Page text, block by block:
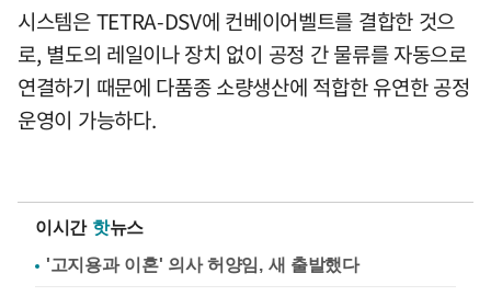
시스템은 TETRA-DSV에 컨베이어벨트를 결합한 것으
로, 별도의 레일이나 장치 없이 공정 간 물류를 자동으로
연결하기 때문에 다품종 소량생산에 적합한 유연한 공정
운영이 가능하다.
이시간 핫뉴스
'고지용과 이혼' 의사 허양임, 새 출발했다